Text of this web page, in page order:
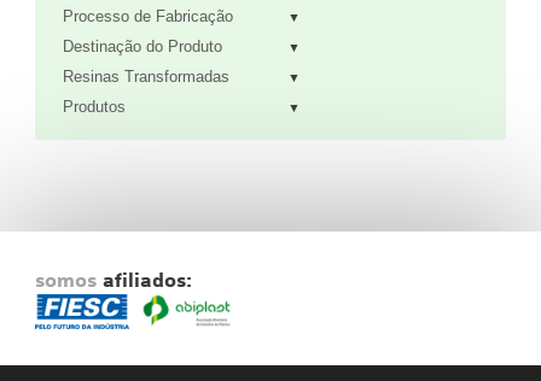
Processo de Fabricação
Destinação do Produto
Resinas Transformadas
Produtos
somos afiliados: